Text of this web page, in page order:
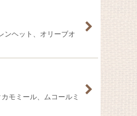
ンヘット、オリーブオ
モミール、ムコールミ